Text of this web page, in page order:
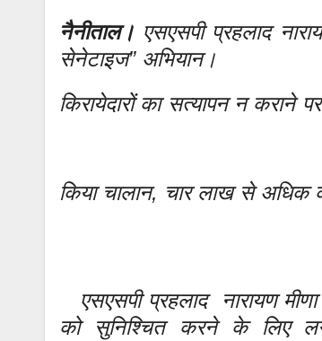
नैनीताल। एसएसपी प्रहलाद
सेनेटाइज” अभियान।
किरायेदारों का सत्यापन न कराने
किया चालान, चार लाख से अधिक
एसएसपी प्रहलाद नारायण
को सुनिश्चित करने के लिए